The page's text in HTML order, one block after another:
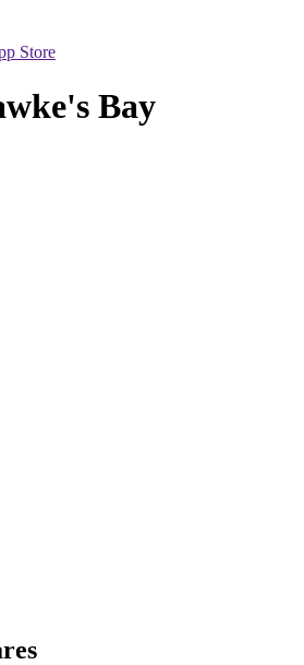
Store
Bay